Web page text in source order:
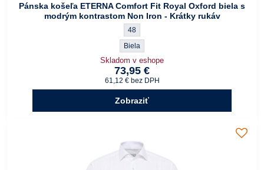
Pánska košeľa ETERNA Comfort Fit Royal Oxford biela s
modrým kontrastom Non Iron - Krátky rukáv
Pánska košeľa ETERNA Comfort Fit
48
Pánska košeľa ETERNA Comfort Fit Royal
Biela
Skladom v eshope
73,95 €
61,12 € bez DPH
Zobraziť